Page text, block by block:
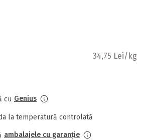
34,75 Lei/kg
cu Genius
la temperatură controlată
ambalajele cu garanție